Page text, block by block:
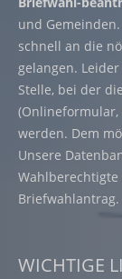
und
schnell an die
gelangen.
Stelle, bei der
werden. Dem
Unsere
Briefwahlantrag.
WICHTIGE